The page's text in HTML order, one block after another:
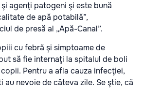
agenţi patogeni şi este bună
de apă potabilă”,
de presă al „Apă-Canal”.
cu febră şi simptoame de
să fie internaţi la spitalul de boli
Pentru a afla cauza infecţiei,
nevoie de câteva zile. Se ştie, că